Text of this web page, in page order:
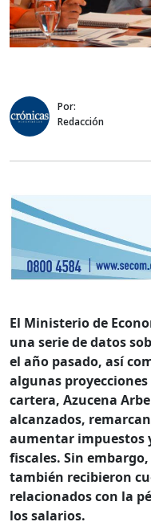
Por:
Redacción
El Ministerio de
una serie de datos
el año pasado, así
algunas
cartera, Azucena
alcanzados,
aumentar impuestos
fiscales. Sin
también recibieron
relacionados con la
los salarios.